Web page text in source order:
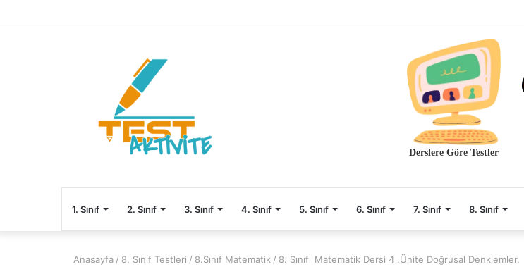
Derslere Göre Testler
1. Sınıf 2. Sınıf 3. Sınıf 4. Sınıf 5. Sınıf 6. Sınıf 7. Sınıf 8. Sınıf
Anasayfa / 8. Sınıf Testleri / 8.Sınıf Matematik / 8. Sınıf Matematik Dersi 4 .Ünite Doğrusal